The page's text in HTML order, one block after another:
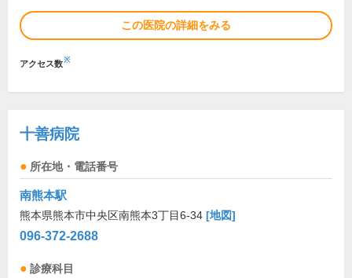
この医院の詳細をみる
アクセス数※
十善病院
所在地・電話番号
南熊本駅
熊本県熊本市中央区南熊本3丁目6-34 [地図]
096-372-2688
診療科目